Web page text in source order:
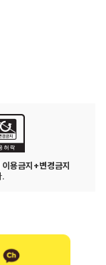
용금지+변경금지
.